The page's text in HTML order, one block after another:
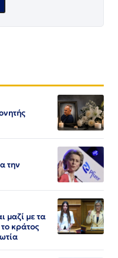
την
μαζί με τα
κράτος